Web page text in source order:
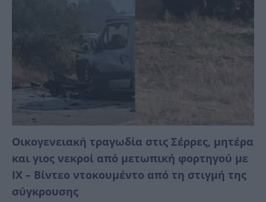
Οικογενειακή τραγωδία στις Σέρρες, μητέρα
και γιος νεκροί από μετωπική φορτηγού με
ΙΧ – Βίντεο ντοκουμέντο από τη στιγμή της
σύγκρουσης